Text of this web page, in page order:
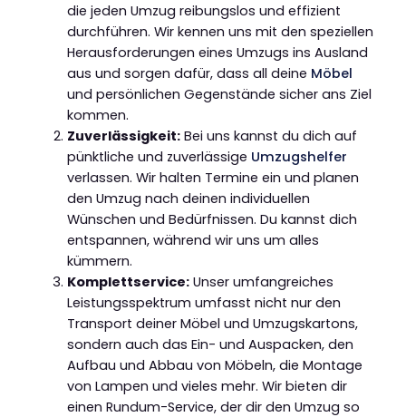
die jeden Umzug reibungslos und effizient
durchführen. Wir kennen uns mit den speziellen
Herausforderungen eines Umzugs ins Ausland
aus und sorgen dafür, dass all deine Möbel
und persönlichen Gegenstände sicher ans Ziel
kommen.
Zuverlässigkeit:Bei uns kannst du dich auf
pünktliche und zuverlässige Umzugshelfer
verlassen. Wir halten Termine ein und planen
den Umzug nach deinen individuellen
Wünschen und Bedürfnissen. Du kannst dich
entspannen, während wir uns um alles
kümmern.
Komplettservice:Unser umfangreiches
Leistungsspektrum umfasst nicht nur den
Transport deiner Möbel und Umzugskartons,
sondern auch das Ein- und Auspacken, den
Aufbau und Abbau von Möbeln, die Montage
von Lampen und vieles mehr. Wir bieten dir
einen Rundum-Service, der dir den Umzug so